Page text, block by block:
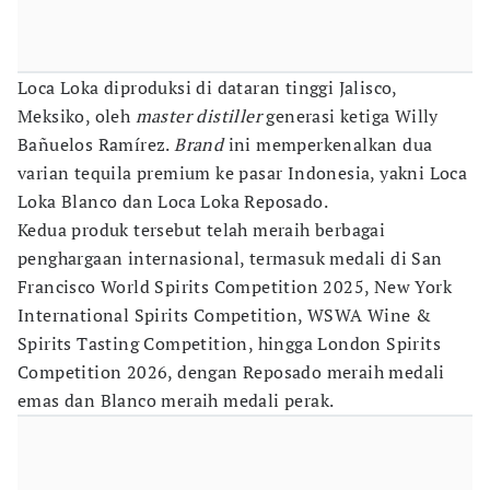
Loca Loka diproduksi di dataran tinggi Jalisco,
Meksiko, oleh master distillergenerasi ketiga Willy
Bañuelos Ramírez.Brandini memperkenalkan dua
varian tequila premium ke pasar Indonesia, yakni Loca
Loka Blanco dan Loca Loka Reposado.
Kedua produk tersebut telah meraih berbagai
penghargaan internasional, termasuk medali di San
Francisco World Spirits Competition 2025, New York
International Spirits Competition, WSWA Wine &
Spirits Tasting Competition, hingga London Spirits
Competition 2026, dengan Reposado meraih medali
emas dan Blanco meraih medali perak.